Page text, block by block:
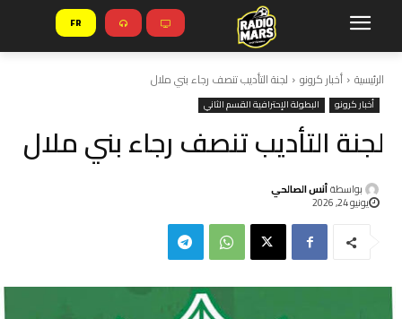
FR
الرئيسية أخبار كرونو لجنة التأديب تنصف رجاء بني ملال
أخبار كرونو البطولة الإحترافية القسم الثاني
لجنة التأديب تنصف رجاء بني ملال
بواسطةأنس الصالحي
يونيو 24, 2026